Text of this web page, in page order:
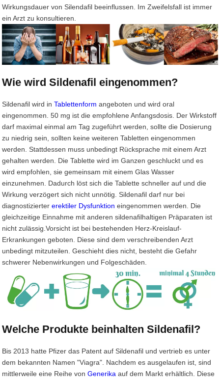
Wirkungsdauer von Silendafil beeinflussen. Im Zweifelsfall ist immer
ein Arzt zu konsultieren.
Wie wird Sildenafil eingenommen?
Sildenafil wird inTablettenform angeboten und wird oral
eingenommen. 50 mg ist die empfohlene Anfangsdosis. Der Wirkstoff
darf maximal einmal am Tag zugeführt werden, sollte die Dosierung
zu niedrig sein, sollten keine weiteren Tabletten eingenommen
werden. Stattdessen muss unbedingt Rücksprache mit einem Arzt
gehalten werden. Die Tablette wird im Ganzen geschluckt und es
wird empfohlen, sie gemeinsam mit einem Glas Wasser
einzunehmen. Dadurch löst sich die Tablette schneller auf und die
Wirkung verzögert sich nicht unnötig. Sildenafil darf nur bei
diagnostiziertererektiler Dysfunktion eingenommen werden. Die
gleichzeitige Einnahme mit anderen sildenafilhaltigen Präparaten ist
nicht zulässig.Vorsicht ist bei bestehenden Herz-Kreislauf-
Erkrankungen geboten. Diese sind dem verschreibenden Arzt
unbedingt mitzuteilen. Geschieht dies nicht, besteht die Gefahr
schwerer Nebenwirkungen und Folgeschäden.
Welche Produkte beinhalten Sildenafil?
Bis 2013 hatte Pfizer das Patent auf Sildenafil und vertrieb es unter
dem bekannten Namen "Viagra". Nachdem es ausgelaufen ist, sind
mittlerweile eine Reihe von Generika auf dem Markt erhältlich. Diese